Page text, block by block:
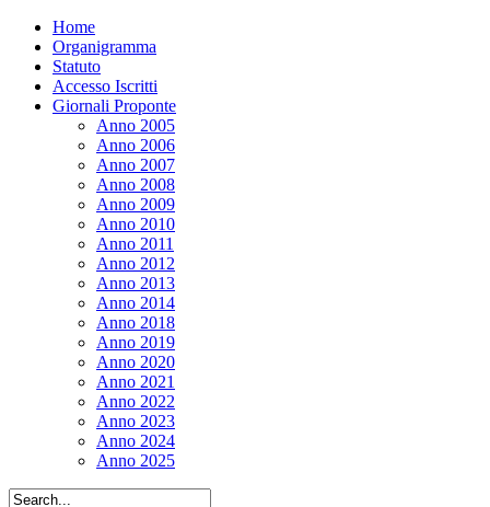
Home
Organigramma
Statuto
Accesso Iscritti
Giornali Proponte
Anno 2005
Anno 2006
Anno 2007
Anno 2008
Anno 2009
Anno 2010
Anno 2011
Anno 2012
Anno 2013
Anno 2014
Anno 2018
Anno 2019
Anno 2020
Anno 2021
Anno 2022
Anno 2023
Anno 2024
Anno 2025